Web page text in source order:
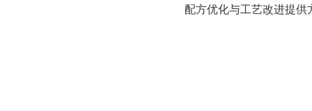
配方优化与工艺改进提供